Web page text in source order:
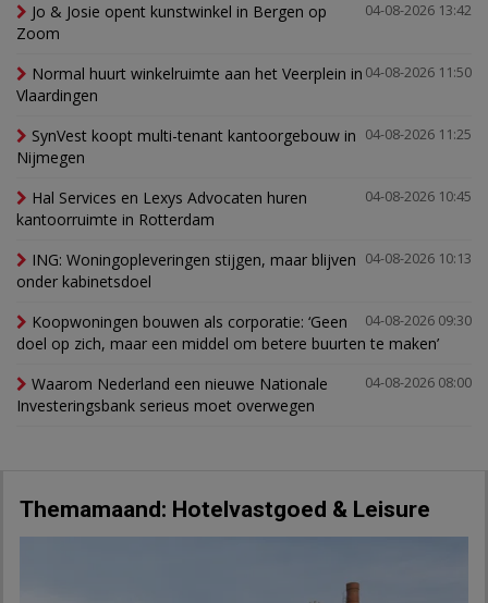
04-08-2026 13:42
Jo & Josie opent kunstwinkel in Bergen op
Zoom
04-08-2026 11:50
Normal huurt winkelruimte aan het Veerplein in
Vlaardingen
04-08-2026 11:25
SynVest koopt multi-tenant kantoorgebouw in
Nijmegen
04-08-2026 10:45
Hal Services en Lexys Advocaten huren
kantoorruimte in Rotterdam
04-08-2026 10:13
ING: Woningopleveringen stijgen, maar blijven
onder kabinetsdoel
04-08-2026 09:30
Koopwoningen bouwen als corporatie: ‘Geen
doel op zich, maar een middel om betere buurten te maken’
04-08-2026 08:00
Waarom Nederland een nieuwe Nationale
Investeringsbank serieus moet overwegen
Themamaand: Hotelvastgoed & Leisure